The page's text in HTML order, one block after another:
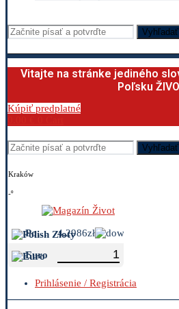
Vyhľadať
Vitajte na stránke jediného
Poľsku
Kúpiť predplatné
Vyhľadať
Kraków
-º
Polish Zloty
4.2986zł
Euro
Prihlásenie / Registrácia